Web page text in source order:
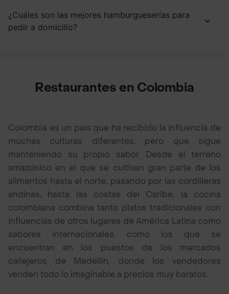
¿Cuáles son las mejores hamburgueserías para
pedir a domicilio?
Restaurantes en Colombia
Colombia es un país que ha recibido la influencia de
muchas culturas diferentes, pero que sigue
manteniendo su propio sabor. Desde el terreno
amazónico en el que se cultivan gran parte de los
alimentos hasta el norte, pasando por las cordilleras
andinas, hasta las costas del Caribe, la cocina
colombiana combina tanto platos tradicionales con
influencias de otros lugares de América Latina como
sabores internacionales, como los que se
encuentran en los puestos de los mercados
callejeros de Medellín, donde los vendedores
venden todo lo imaginable a precios muy baratos.